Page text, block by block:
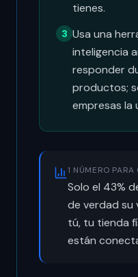
tienes.
3 Usa una
inteligencia
responder
productos;
empresas la
1 NÚMERO
Solo el 43%
de verdad su
tú, tu tienda
están